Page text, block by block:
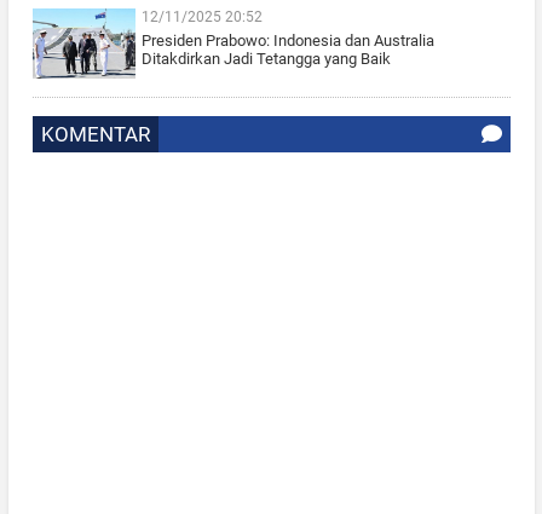
12/11/2025 20:52
Presiden Prabowo: Indonesia dan Australia
Ditakdirkan Jadi Tetangga yang Baik
KOMENTAR